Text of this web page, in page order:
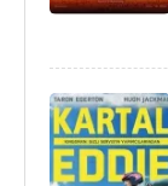
2018
oturduğu “
kadrosunda